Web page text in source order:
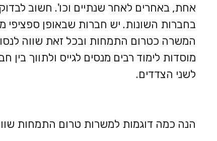
אחת, באחרים לאחר שנתיים וכו'. חשוב
בחברות השונות. יש חברות שבאופן ספציפי
המשרה כטרום התמחות ובכל זאת שווה
מוסדות לימוד רבים מנסים לגייס ולתווך בין
לשני הצדדים.
הנה כמה דוגמות למשרות טרום התמחות